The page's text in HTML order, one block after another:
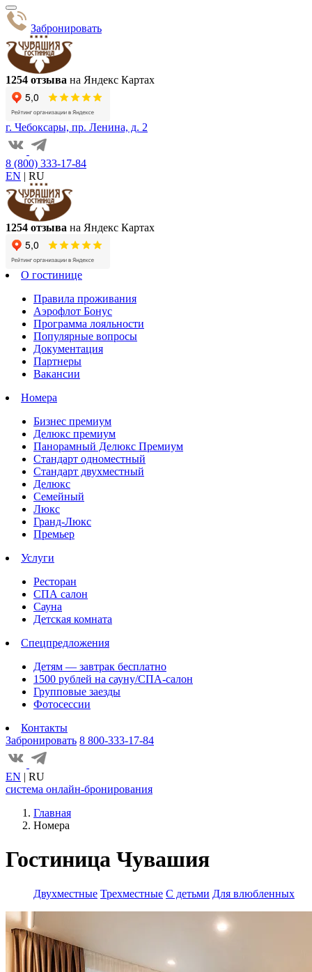
Забронировать
1254 отзыва на Яндекс Картах
г. Чебоксары, пр. Ленина, д. 2
8 (800) 333-17-84
EN | RU
1254 отзыва на Яндекс Картах
О гостинице
Правила проживания
Аэрофлот Бонус
Программа лояльности
Популярные вопросы
Документация
Партнеры
Вакансии
Номера
Бизнес премиум
Делюкс премиум
Панорамный Делюкс Премиум
Стандарт одноместный
Стандарт двухместный
Делюкс
Семейный
Люкс
Гранд-Люкс
Премьер
Услуги
Ресторан
СПА салон
Сауна
Детская комната
Спецпредложения
Детям — завтрак бесплатно
1500 рублей на сауну/СПА-салон
Групповые заезды
Фотосессии
Контакты
Забронировать 8 800-333-17-84
EN | RU
система онлайн-бронирования
Главная
Номера
Гостиница Чувашия
Двухместные Трехместные С детьми Для влюбленных